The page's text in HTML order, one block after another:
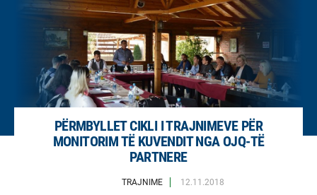
PËRMBYLLET CIKLI I TRAJNIMEVE PËR
MONITORIM TË KUVENDIT NGA OJQ-TË
PARTNERE
TRAJNIME 12.11.2018